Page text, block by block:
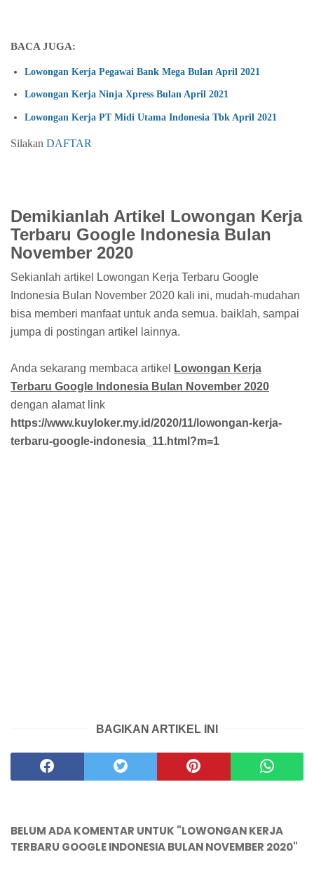
BACA JUGA:
Lowongan Kerja Pegawai Bank Mega Bulan April 2021
Lowongan Kerja Ninja Xpress Bulan April 2021
Lowongan Kerja PT Midi Utama Indonesia Tbk April 2021
Silakan DAFTAR
Demikianlah Artikel Lowongan Kerja
Terbaru Google Indonesia Bulan
November 2020
Sekianlah artikel Lowongan Kerja Terbaru Google
Indonesia Bulan November 2020 kali ini, mudah-mudahan
bisa memberi manfaat untuk anda semua. baiklah, sampai
jumpa di postingan artikel lainnya.
Anda sekarang membaca artikel
Lowongan Kerja
Terbaru Google Indonesia Bulan November 2020
dengan alamat link
https://www.kuyloker.my.id/2020/11/lowongan-kerja-
terbaru-google-indonesia_11.html?m=1
BAGIKAN ARTIKEL INI
BELUM ADA KOMENTAR UNTUK "LOWONGAN KERJA
TERBARU GOOGLE INDONESIA BULAN NOVEMBER 2020"